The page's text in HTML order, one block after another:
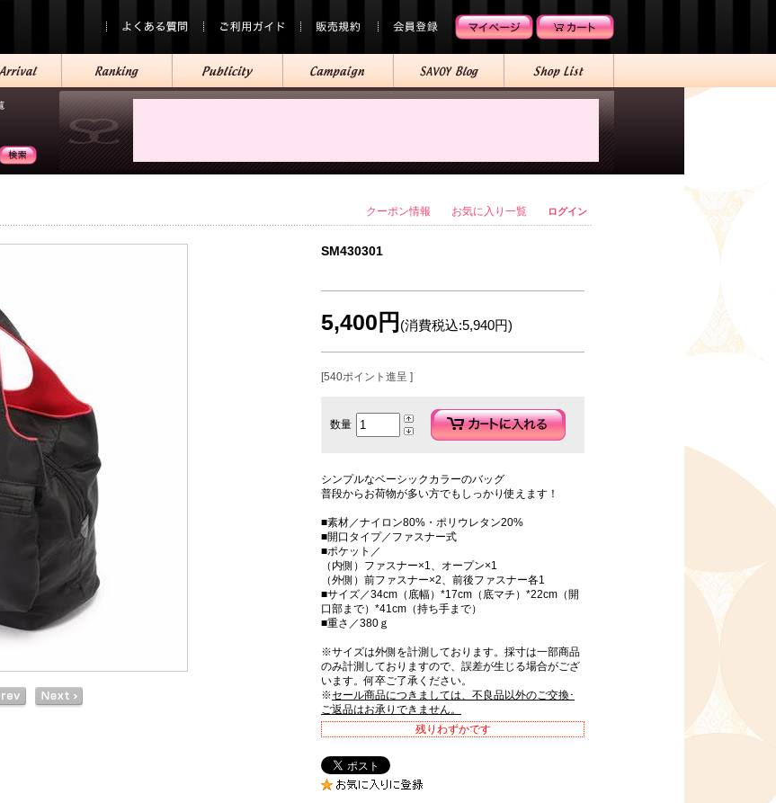
クーポン情報 お気に入り一覧 ログイン
SM430301
シンプルなベーシックカラーのバッグ
普段からお荷物が多い方でもしっかり使えます！
■素材／ナイロン80%・ポリウレタン20%
■開口タイプ／ファスナー式
■ポケット／
（内側）ファスナー×1、オープン×1
（外側）前ファスナー×2、前後ファスナー各1
■サイズ／34cm（底幅）*17cm（底マチ）*22cm（開
口部まで）*41cm（持ち手まで）
■重さ／380ｇ
※サイズは外側を計測しております。採寸は一部商品
のみ計測しておりますので、誤差が生じる場合がござ
います。何卒ご了承ください。
※セール商品につきましては、不良品以外のご交換･
ご返品はお承りできません。
5,400円 (消費税込:5,940円)
[540ポイント進呈 ]
残りわずかです
数量